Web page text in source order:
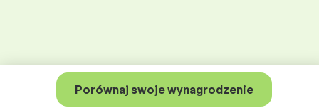
Porównaj swoje wynagrodzenie